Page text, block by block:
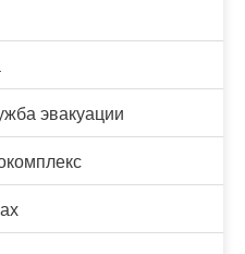
эвакуации